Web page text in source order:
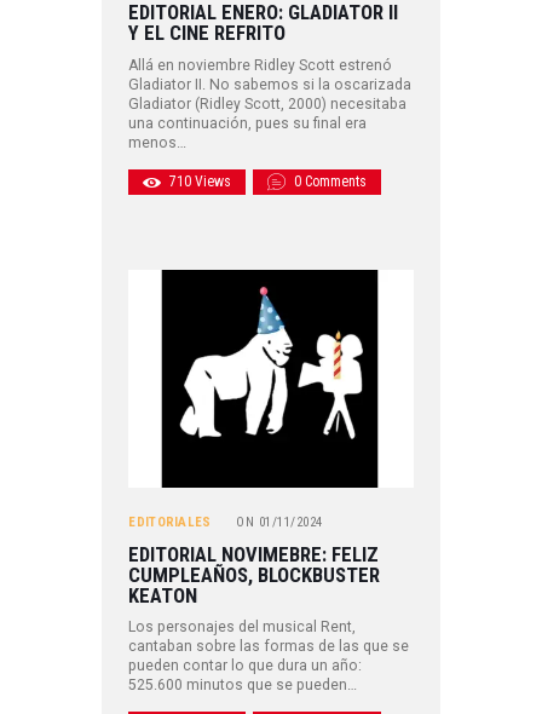
EDITORIAL ENERO: GLADIATOR II
Y EL CINE REFRITO
Allá en noviembre Ridley Scott estrenó
Gladiator II. No sabemos si la oscarizada
Gladiator (Ridley Scott, 2000) necesitaba
una continuación, pues su final era
menos…
710 Views 0 Comments
EDITORIALES ON 01/11/2024
EDITORIAL NOVIMEBRE: FELIZ
CUMPLEAÑOS, BLOCKBUSTER
KEATON
Los personajes del musical Rent,
cantaban sobre las formas de las que se
pueden contar lo que dura un año:
525.600 minutos que se pueden…